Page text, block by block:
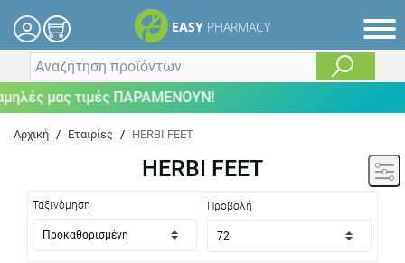
EASY PHARMACY
τιμές ΠΑΡΑΜΕΝΟΥΝ!
Αρχική / Εταιρίες / HERBI FEET
HERBI FEET
Ταξινόμηση Προβολή